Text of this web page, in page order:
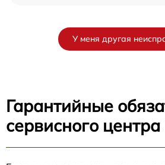
У меня другая
Гарантийные
сервисного